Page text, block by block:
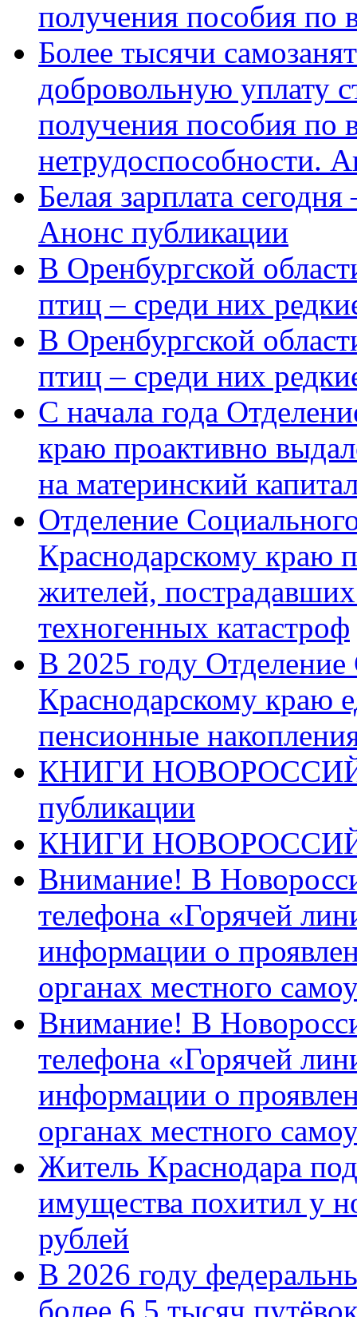
получения пособия по
Более тысячи
добровольную уплату
получения пособия по
нетрудоспособности.
Белая зарплата
Анонс публикации
В Оренбургской
птиц – среди них
В Оренбургской
птиц – среди них
С начала года
краю проактивно
на материнский
Отделение
Краснодарскому краю
жителей,
техногенных катастроф
В 2025 году
Краснодарскому краю
пенсионные
КНИГИ
публикации
КНИГИ
Внимание! В
телефона «Горячей
информации о
органах местного
Внимание! В
телефона «Горячей
информации о
органах местного
Житель Краснодара
имущества похитил у
рублей
В 2026 году
более 6,5 тысяч